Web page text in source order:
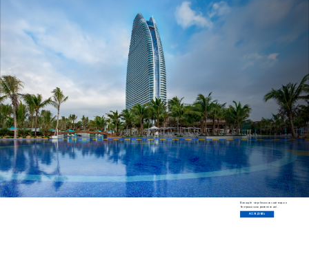
Вас ждёт мир бесконечной воды и
безграничных развлечений.
ИССЛЕДОВАТЬ